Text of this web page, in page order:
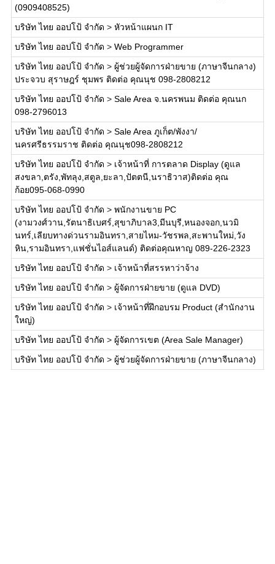
(0909408525)
บริษัท ไทย ออปโป้ จำกัด > หัวหน้าแผนก IT
บริษัท ไทย ออปโป้ จำกัด > Web Programmer
บริษัท ไทย ออปโป้ จำกัด > ผู้ช่วยผู้จัดการฝ่ายขาย (ภาษาจีนกลาง)
ประจวบ สุราษฎร์ ชุมพร ติดต่อ คุณนุช 098-2808212
บริษัท ไทย ออปโป้ จำกัด > Sale Area จ.นครพนม ติดต่อ คุณนก
098-2796013
บริษัท ไทย ออปโป้ จำกัด > Sale Area ภูเก็ต/พังงา/
นครศรีธรรมราช ติดต่อ คุณนุช098-2808212
บริษัท ไทย ออปโป้ จำกัด > เจ้าหน้าที่ การตลาด Display (ดูแล
สงขลา,ตรัง,พัทลุง,สตูล,ยะลา,ปัตตนี,นราธิวาส)ติดต่อ คุณ
ก้อย095-068-0990
บริษัท ไทย ออปโป้ จำกัด > พนักงานขาย PC
(งามวงศ์วาน,รัตนาธิเบศร์,สุขาภิบาล3,มีนบุรี,หนองจอก,นวมิ
นทร์,เลียบทางด่วนรามอินทรา,สายไหม-วัชรพล,สะพานใหม่,วัง
หิน,รามอินทรา,แฟชั่นไอส์แลนด์) ติดต่อคุณหาญ 089-226-2323
บริษัท ไทย ออปโป้ จำกัด > เจ้าหน้าที่สรรหาว่าจ้าง
บริษัท ไทย ออปโป้ จำกัด > ผู้จัดการฝ่ายขาย (ดูแล DVD)
บริษัท ไทย ออปโป้ จำกัด > เจ้าหน้าที่ฝึกอบรม Product (สำนักงาน
ใหญ่)
บริษัท ไทย ออปโป้ จำกัด > ผู้จัดการเขต (Area Sale Manager)
บริษัท ไทย ออปโป้ จำกัด > ผู้ช่วยผู้จัดการฝ่ายขาย (ภาษาจีนกลาง)